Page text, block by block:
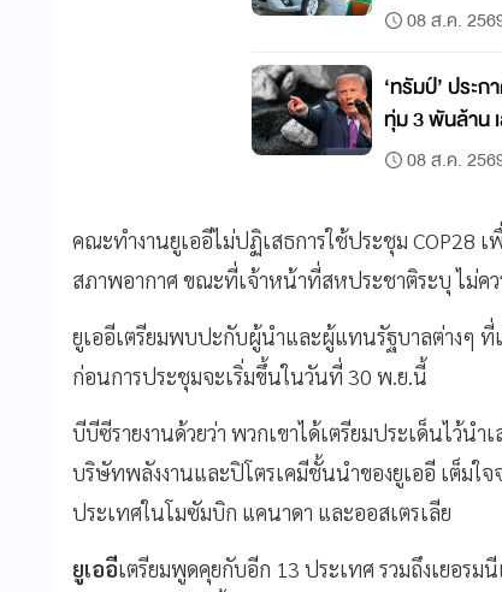
08 ส.ค.
‘ทรัมป์’ ประ
ทุ่ม 3 พันล้าน
08 ส.ค.
คณะทำงานยูเออีไม่ปฏิเสธการใช้ประชุม COP28
สภาพอากาศ ขณะที่เจ้าหน้าที่สหประชาติระบุ ไม่ค
ยูเออีเตรียมพบปะกับผู้นำและผู้แทนรัฐบาลต่างๆ ที่
ก่อนการประชุมจะเริ่มขึ้นในวันที่ 30 พ.ย.นี้
บีบีซีรายงานด้วยว่า พวกเขาได้เตรียมประเด็นไว้น
บริษัทพลังงานและปิโตรเคมีชั้นนำของยูเออี เต็มใจ
ประเทศในโมซัมบิก แคนาดา และออสเตรเลีย
ยูเออีเตรียมพูดคุยกับอีก 13 ประเทศ รวมถึงเยอร